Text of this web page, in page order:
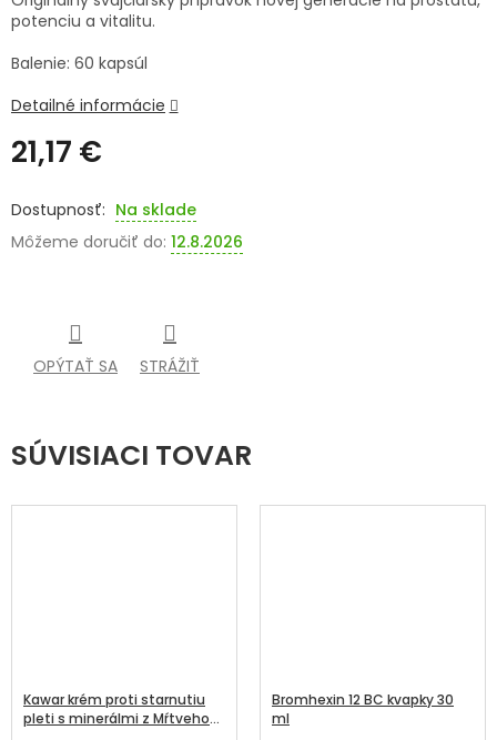
Prihlásenie
21,17 €
cena:
Na sklade
Môžeme doručiť do: 12.8.2026
potenciu a vitalitu.
Balenie: 60 kapsúl
Detailné informácie
OPÝTAŤ SA STRÁŽIŤ
SÚVISIACI TOVAR
Kawar krém proti starnutiu
pleti s minerálmi z Mŕtveho
Bromhexin 12 BC kvapky 30
ml